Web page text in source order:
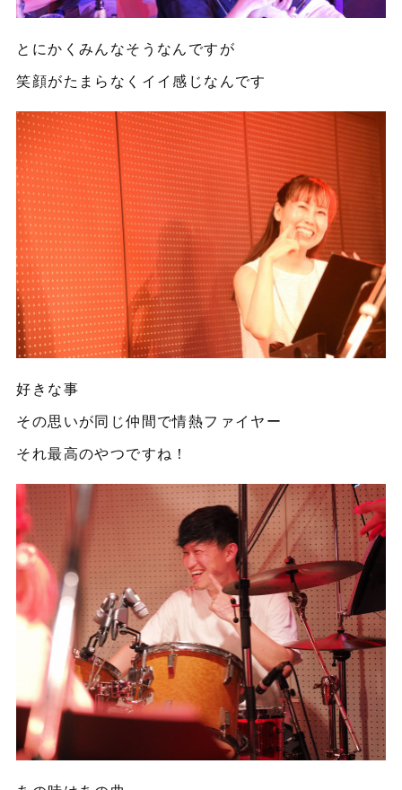
とにかくみんなそうなんですが
笑顔がたまらなくイイ感じなんです
好きな事
その思いが同じ仲間で情熱ファイヤー
それ最高のやつですね！